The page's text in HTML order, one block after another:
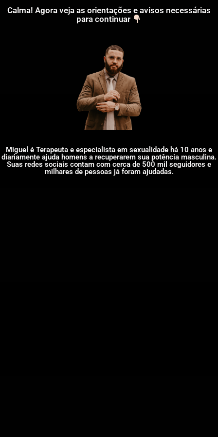
Calma! Agora veja as orientações e avisos necessárias
para continuar
Miguel é Terapeuta e especialista em sexualidade há 10 anos e
diariamente ajuda homens a recuperarem sua potência masculina.
Suas redes sociais contam com cerca de 500 mil seguidores e
milhares de pessoas já foram ajudadas.